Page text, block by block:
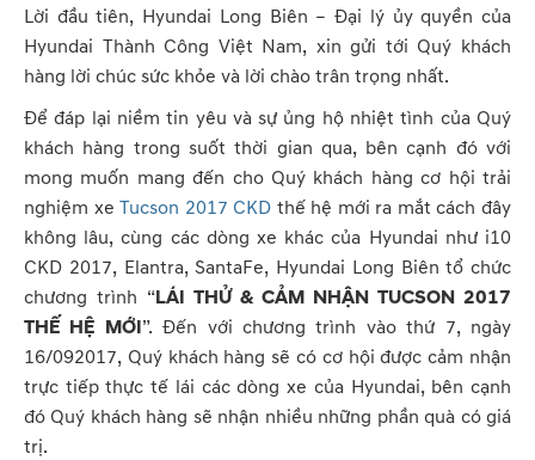
Lời đầu tiên, Hyundai Long Biên – Đại lý ủy quyền của
Hyundai Thành Công Việt Nam, xin gửi tới Quý khách
hàng lời chúc sức khỏe và lời chào trân trọng nhất.
Để đáp lại niềm tin yêu và sự ủng hộ nhiệt tình của Quý
khách hàng trong suốt thời gian qua, bên cạnh đó với
mong muốn mang đến cho Quý khách hàng cơ hội trải
nghiệm xeTucson 2017 CKD thế hệ mới ra mắt cách đây
không lâu, cùng các dòng xe khác của Hyundai như i10
CKD 2017, Elantra, SantaFe, Hyundai Long Biên tổ chức
chương trình “LÁI THỬ & CẢM NHẬN TUCSON 2017
THẾ HỆ MỚI”. Đến với chương trình vào thứ 7, ngày
16/092017, Quý khách hàng sẽ có cơ hội được cảm nhận
trực tiếp thực tế lái các dòng xe của Hyundai, bên cạnh
đó Quý khách hàng sẽ nhận nhiều những phần quà có giá
trị.